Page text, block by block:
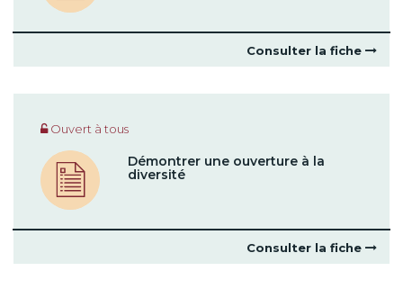
Consulter la fiche
Ouvert à tous
Démontrer une ouverture à la
diversité
Consulter la fiche